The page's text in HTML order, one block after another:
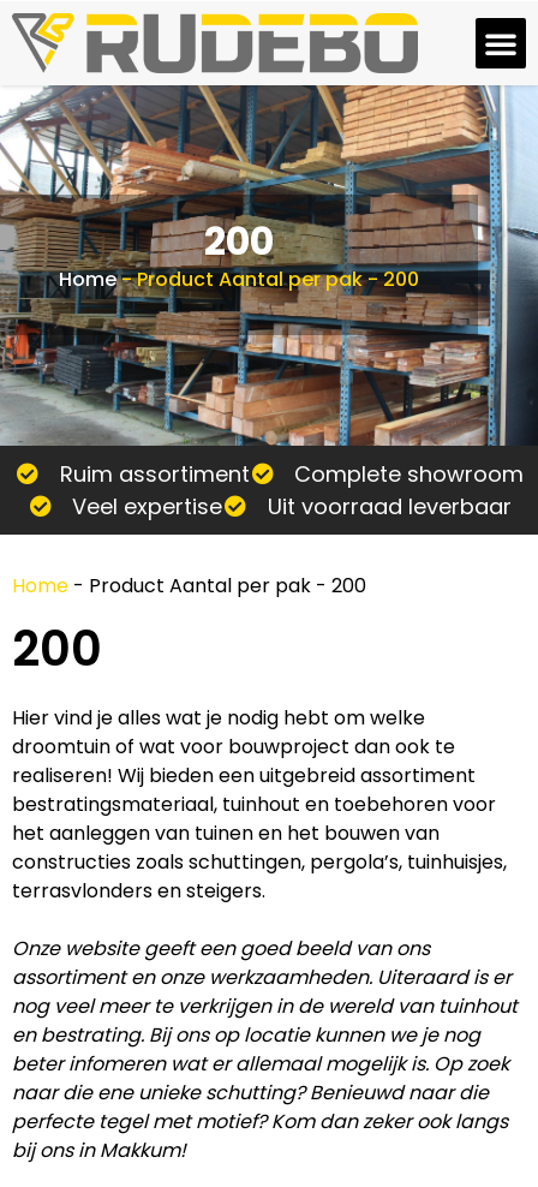
200
Home-Product Aantal per pak-200
Ruim assortiment
Complete showroom
Veel expertise
Uit voorraad leverbaar
Home - Product Aantal per pak - 200
200
Hier vind je alles wat je nodig hebt om welke
droomtuin of wat voor bouwproject dan ook te
realiseren! Wij bieden een uitgebreid assortiment
bestratingsmateriaal, tuinhout en toebehoren voor
het aanleggen van tuinen en het bouwen van
constructies zoals schuttingen, pergola’s, tuinhuisjes,
terrasvlonders en steigers.
Onze website geeft een goed beeld van ons
assortiment en onze werkzaamheden. Uiteraard is er
nog veel meer te verkrijgen in de wereld van tuinhout
en bestrating. Bij ons op locatie kunnen we je nog
beter infomeren wat er allemaal mogelijk is. Op zoek
naar die ene unieke schutting? Benieuwd naar die
perfecte tegel met motief? Kom dan zeker ook langs
bij ons in Makkum!